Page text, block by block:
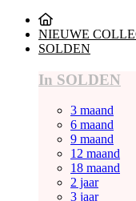
NIEUWE
SOLDEN
In SOLDEN
3 maand
6 maand
9 maand
12 maand
18 maand
2 jaar
3 jaar